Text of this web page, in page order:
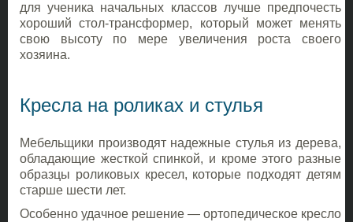
для ученика начальных классов лучше предпочесть
хороший стол-трансформер, который может менять
свою высоту по мере увеличения роста своего
хозяина.
Кресла на роликах и стулья
Мебельщики производят надежные стулья из дерева,
обладающие жесткой спинкой, и кроме этого разные
образцы роликовых кресел, которые подходят детям
старше шести лет.
Особенно удачное решение — ортопедическое кресло